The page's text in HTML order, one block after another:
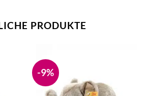
PRODUKTE
-9%